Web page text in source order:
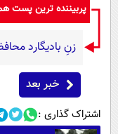
پربیننده ترین پست
زنِ بادیگارد
خبر بعد
اشتراک گذاری :